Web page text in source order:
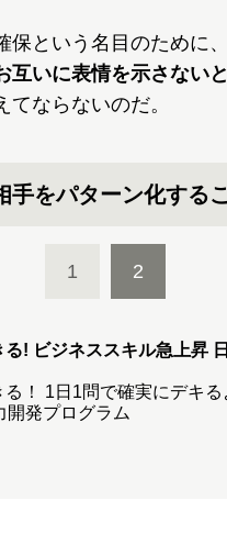
という名目のために
互いに表情を示さない
ならないのだ。
手をパターン化する
1 2
! ビジネススキル急上昇
！ 1日1問で確実にデキ
開発プログラム